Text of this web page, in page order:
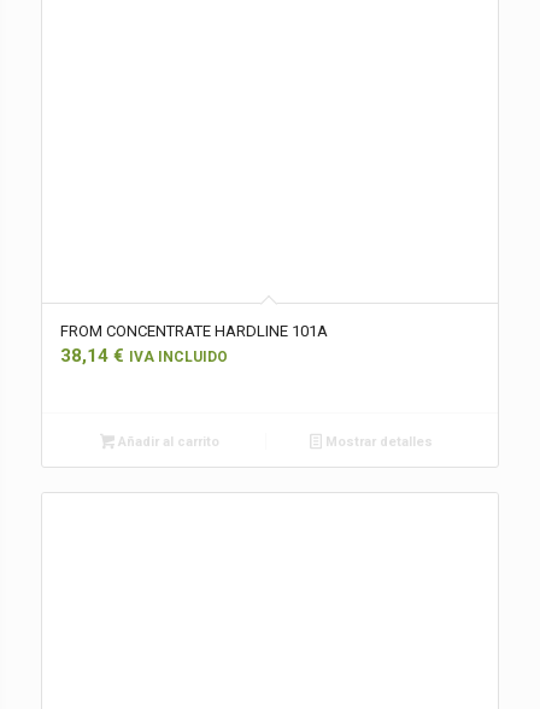
FROM CONCENTRATE HARDLINE 101A
38,14 € IVA INCLUIDO
Añadir al carrito Mostrar detalles